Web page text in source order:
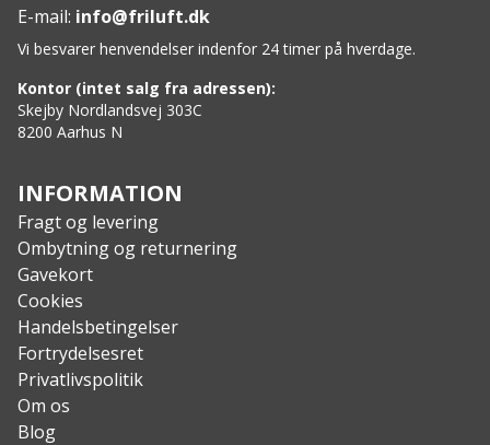
E-mail: info@friluft.dk
Vi besvarer henvendelser indenfor 24 timer på hverdage.
Kontor (intet salg fra adressen):
Skejby Nordlandsvej 303C
8200 Aarhus N
INFORMATION
Fragt og levering
Ombytning og returnering
Gavekort
Cookies
Handelsbetingelser
Fortrydelsesret
Privatlivspolitik
Om os
Blog